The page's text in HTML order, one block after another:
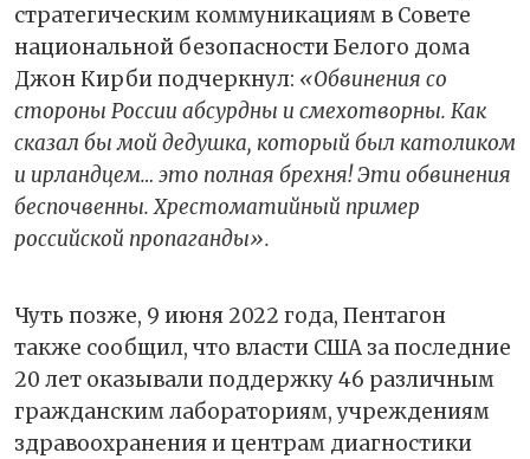
стратегическим коммуникациям в Совете
национальной безопасности Белого дома
Джон Кирби подчеркнул: «Обвинения со
стороны России абсурдны и смехотворны. Как
сказал бы мой дедушка, который был католиком
и ирландцем… это полная брехня! Эти обвинения
беспочвенны. Хрестоматийный пример
российской пропаганды».
Чуть позже, 9 июня 2022 года, Пентагон
также сообщил, что власти США за последние
20 лет оказывали поддержку 46 различным
гражданским лабораториям, учреждениям
здравоохранения и центрам диагностики